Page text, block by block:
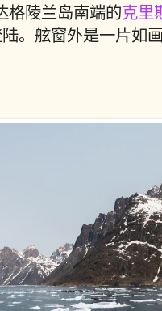
格陵兰岛南端的克里
。 舷窗外是一片如